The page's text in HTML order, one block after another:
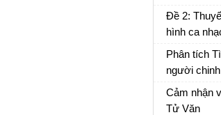
đối tượng
lí 10 trang 17
Đề 2:
hình ca
mà anh
Phân tích
người
Phân tích
chinh phụ
Cảm nhận
Tử Văn